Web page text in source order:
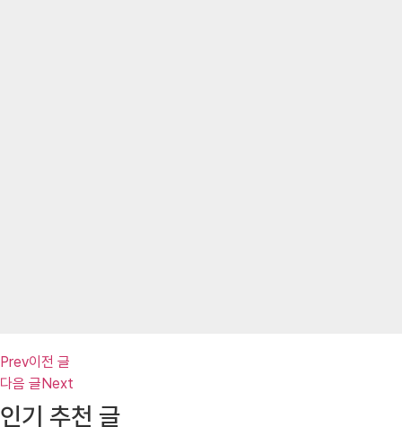
Prev이전 글
다음 글Next
인기 추천 글